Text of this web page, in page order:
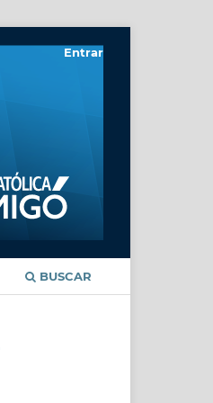
BUSCAR
Entrar